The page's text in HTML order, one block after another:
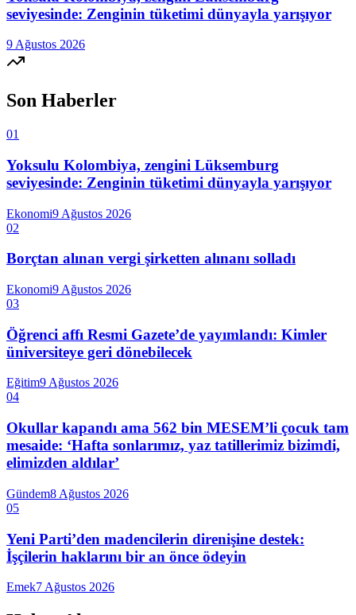
seviyesinde: Zenginin tüketimi dünyayla yarışıyor
9 Ağustos 2026
Son Haberler
01
Yoksulu Kolombiya, zengini Lüksemburg
seviyesinde: Zenginin tüketimi dünyayla yarışıyor
Ekonomi9 Ağustos 2026
02
Borçtan alınan vergi şirketten alınanı solladı
Ekonomi9 Ağustos 2026
03
Öğrenci affı Resmi Gazete’de yayımlandı: Kimler
üniversiteye geri dönebilecek
Eğitim9 Ağustos 2026
04
Okullar kapandı ama 562 bin MESEM’li çocuk tam
mesaide: ‘Hafta sonlarımız, yaz tatillerimiz bizimdi,
elimizden aldılar’
Gündem8 Ağustos 2026
05
Yeni Parti’den madencilerin direnişine destek:
İşçilerin haklarını bir an önce ödeyin
Emek7 Ağustos 2026